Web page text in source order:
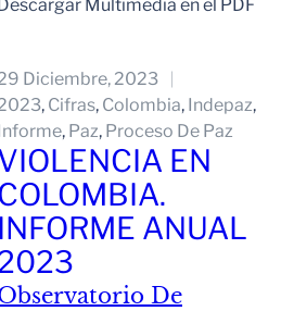
Descargar Multimedia en el PDF
Diciembre, 2023
, Cifras, Colombia, Indepaz
Informe, Paz, Proceso De Paz
EN
INFORME ANUAL
De